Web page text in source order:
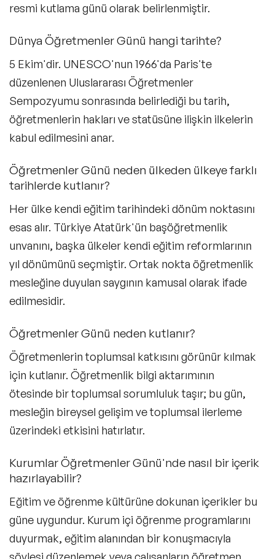
resmi kutlama günü olarak belirlenmiştir.
Dünya Öğretmenler Günü hangi tarihte?
5 Ekim'dir. UNESCO'nun 1966'da Paris'te
düzenlenen Uluslararası Öğretmenler
Sempozyumu sonrasında belirlediği bu tarih,
öğretmenlerin hakları ve statüsüne ilişkin ilkelerin
kabul edilmesini anar.
Öğretmenler Günü neden ülkeden ülkeye farklı
tarihlerde kutlanır?
Her ülke kendi eğitim tarihindeki dönüm noktasını
esas alır. Türkiye Atatürk'ün başöğretmenlik
unvanını, başka ülkeler kendi eğitim reformlarının
yıl dönümünü seçmiştir. Ortak nokta öğretmenlik
mesleğine duyulan saygının kamusal olarak ifade
edilmesidir.
Öğretmenler Günü neden kutlanır?
Öğretmenlerin toplumsal katkısını görünür kılmak
için kutlanır. Öğretmenlik bilgi aktarımının
ötesinde bir toplumsal sorumluluk taşır; bu gün,
mesleğin bireysel gelişim ve toplumsal ilerleme
üzerindeki etkisini hatırlatır.
Kurumlar Öğretmenler Günü'nde nasıl bir içerik
hazırlayabilir?
Eğitim ve öğrenme kültürüne dokunan içerikler bu
güne uygundur. Kurum içi öğrenme programlarını
duyurmak, eğitim alanından bir konuşmacıyla